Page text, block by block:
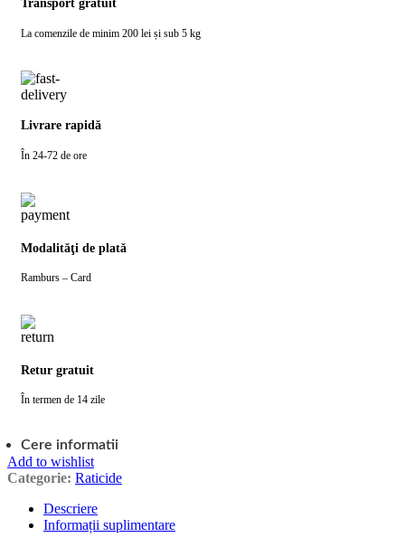
Transport gratuit
La comenzile de minim 200 lei și sub 5 kg
Livrare rapidă
În 24-72 de ore
Modalităţi de plată
Ramburs – Card
Retur gratuit
În termen de 14 zile
Cere informatii
Add to wishlist
Categorie: Raticide
Descriere
Informații suplimentare